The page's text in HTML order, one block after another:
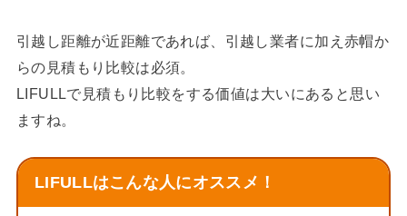
引越し距離が近距離であれば、引越し業者に加え赤帽か
らの見積もり比較は必須。
LIFULLで見積もり比較をする価値は大いにあると思い
ますね。
LIFULLはこんな人にオススメ！